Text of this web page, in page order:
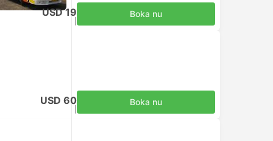
USD 19 Boka nu
USD 60 Boka nu